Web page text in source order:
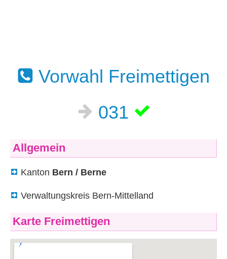
Vorwahl Freimettigen
031
Allgemein
Kanton Bern / Berne
Verwaltungskreis Bern-Mittelland
Karte Freimettigen